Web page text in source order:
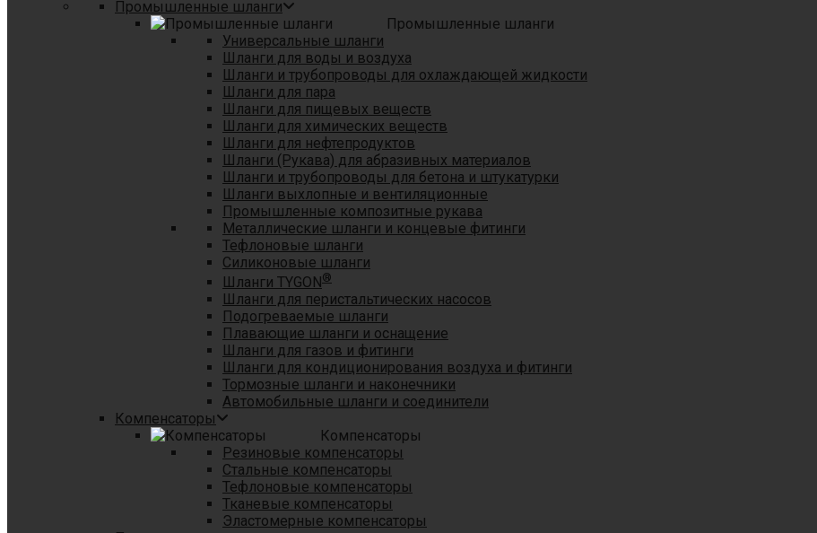
Промышленные шланги
Промышленные шланги
Универсальные шланги
Шланги для воды и воздуха
Шланги и трубопроводы для охлаждающей жидкости
Шланги для пара
Шланги для пищевых веществ
Шланги для химических веществ
Шланги для нефтепродуктов
Шланги (Рукава) для абразивных материалов
Шланги и трубопроводы для бетона и штукатурки
Шланги выхлопные и вентиляционные
Промышленные композитные рукава
Металлические шланги и концевые фитинги
Тефлоновые шланги
Силиконовые шланги
Шланги TYGON®
Шланги для перистальтических насосов
Подогреваемые шланги
Плавающие шланги и оснащение
Шланги для газов и фитинги
Шланги для кондиционирования воздуха и фитинги
Тормозные шланги и наконечники
Автомобильные шланги и соединители
Компенсаторы
Компенсаторы
Резиновые компенсаторы
Стальные компенсаторы
Тефлоновые компенсаторы
Тканевые компенсаторы
Эластомерные компенсаторы